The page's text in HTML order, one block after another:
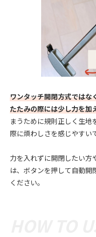
ワンタッチ開閉方式ではな
たたみの際には少し力を加
まうために規則正しく生地
際に煩わしさを感じやすい
力を入れずに開閉したい方
は、ボタンを押して自動開
ください。